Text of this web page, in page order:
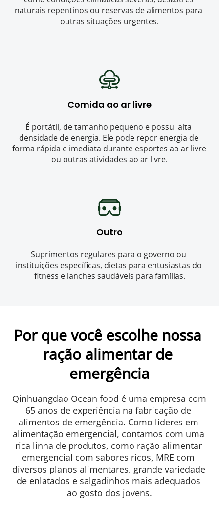
naturais repentinos ou reservas de alimentos para
outras situações urgentes.
Comida ao ar livre
É portátil, de tamanho pequeno e possui alta
densidade de energia. Ele pode repor energia de
forma rápida e imediata durante esportes ao ar livre
ou outras atividades ao ar livre.
Outro
Suprimentos regulares para o governo ou
instituições específicas, dietas para entusiastas do
fitness e lanches saudáveis ​​para famílias.
Por que você escolhe nossa
ração alimentar de
emergência
Qinhuangdao Ocean food é uma empresa com
65 anos de experiência na fabricação de
alimentos de emergência. Como líderes em
alimentação emergencial, contamos com uma
rica linha de produtos, como ração alimentar
emergencial com sabores ricos, MRE com
diversos planos alimentares, grande variedade
de enlatados e salgadinhos mais adequados
ao gosto dos jovens.